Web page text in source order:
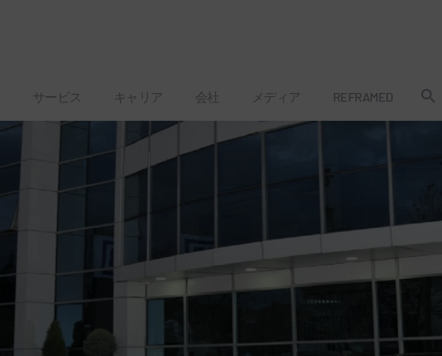
サービス キャリア 会社 メディア REFRAMED